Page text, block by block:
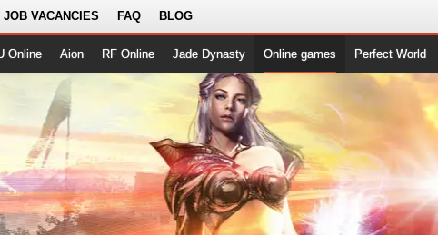
JOB VACANCIES FAQ BLOG
Online Aion RF Online Jade Dynasty Online games Perfect World